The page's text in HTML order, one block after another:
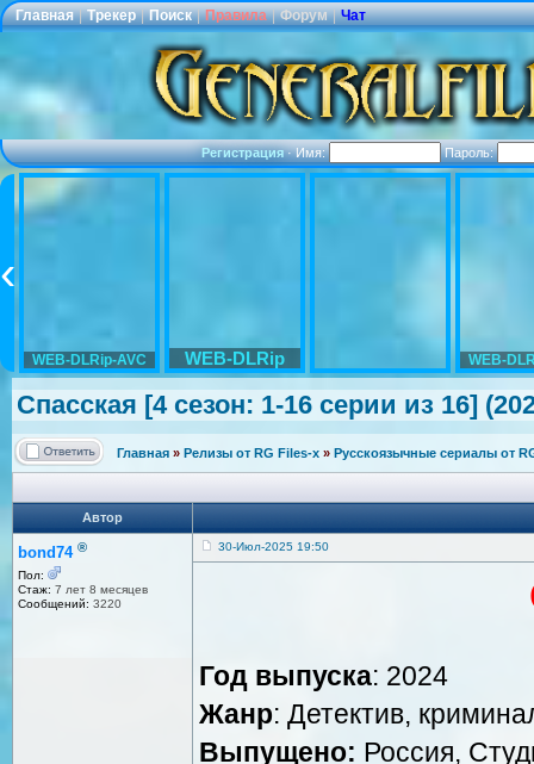
Главная | Трекер | Поиск | Правила | Форум | Чат
Регистрация·Имя: Пароль:
WEB-DLRip-AVC WEB-DLRip WEB-
Спасская [4 сезон: 1-16 серии из 16]
Главная » Релизы от RG Files-x » Русскоязычные сериалы от
Автор
bond74 ®
Пол:
Стаж: 7 лет 8 месяцев
Сообщений: 3220
30-Июл-2025 19:50
Год выпуска: 2024
Жанр: Детектив,
Выпущено: Россия,